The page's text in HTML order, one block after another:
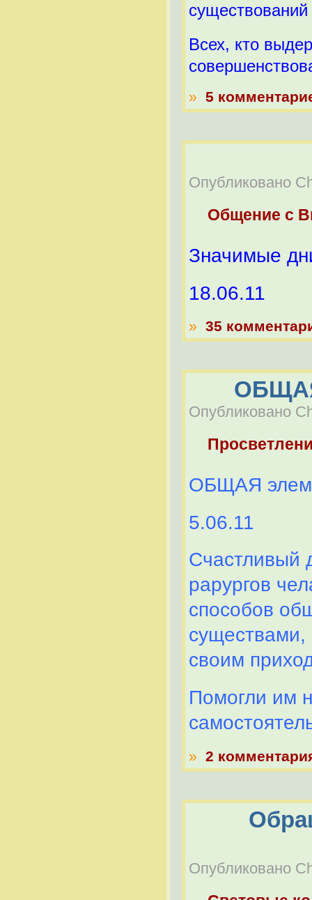
существований
Всех, кто
» 5
Опубликовано
Общение с
Значимые
18.06.11
» 35
Опубликовано
ОБЩАЯ
5.06.11
Счастливый
рарургов
способов
существами,
своим
Помогли им
» 2
Опубликовано